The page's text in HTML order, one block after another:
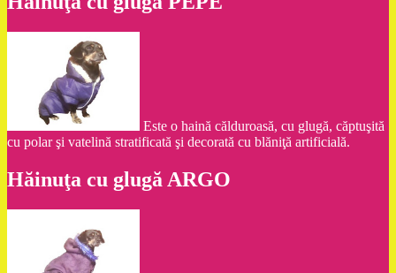
Este o haină călduroasă, cu glugă, căptuşită
cu polar şi vatelină stratificată şi decorată cu blăniţă artificială.
Hăinuţa cu glugă ARGO